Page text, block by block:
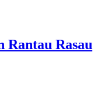
Rantau Rasau